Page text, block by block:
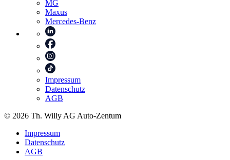
MG
Maxus
Mercedes-Benz
Impressum
Datenschutz
AGB
© 2026 Th. Willy AG Auto-Zentum
Impressum
Datenschutz
AGB